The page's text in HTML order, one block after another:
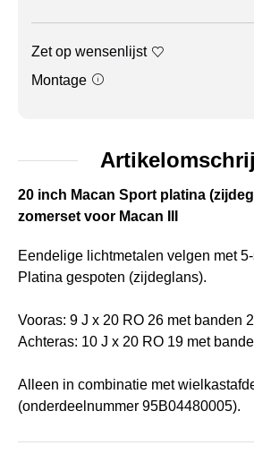
Zet op wensenlijst
Montage
20 inch Macan Sport platina
zomerset voor Macan III
Eendelige lichtmetalen velgen met
Platina gespoten (zijdeglans).
Vooras: 9 J x 20 RO 26 met banden
Achteras: 10 J x 20 RO 19 met
Alleen in combinatie met
(onderdeelnummer 95B04480005).